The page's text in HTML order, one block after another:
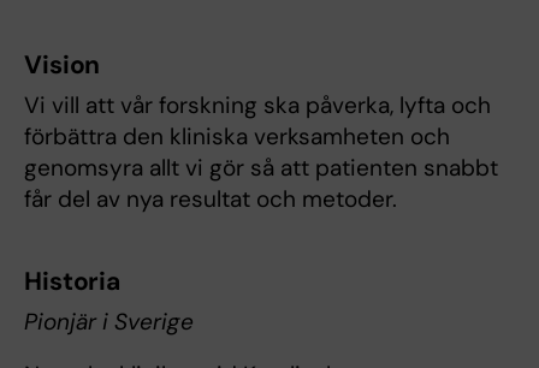
Vision
Vi vill att vår forskning ska påverka, lyfta och
förbättra den kliniska verksamheten och
genomsyra allt vi gör så att patienten snabbt
får del av nya resultat och metoder.
Historia
Pionjär i Sverige